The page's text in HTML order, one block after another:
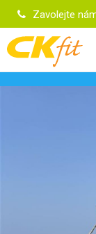
Zavolejte